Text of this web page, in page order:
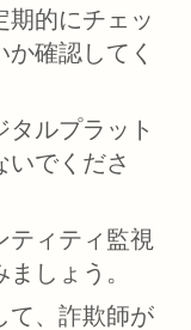
期的にチェッ
確認してく
ルプラット
いでくださ
ティティ監視
しょう。
て、詐欺師が